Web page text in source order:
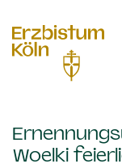
Woelki